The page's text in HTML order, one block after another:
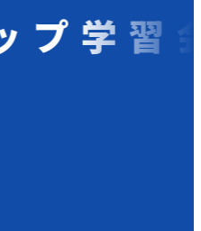
会